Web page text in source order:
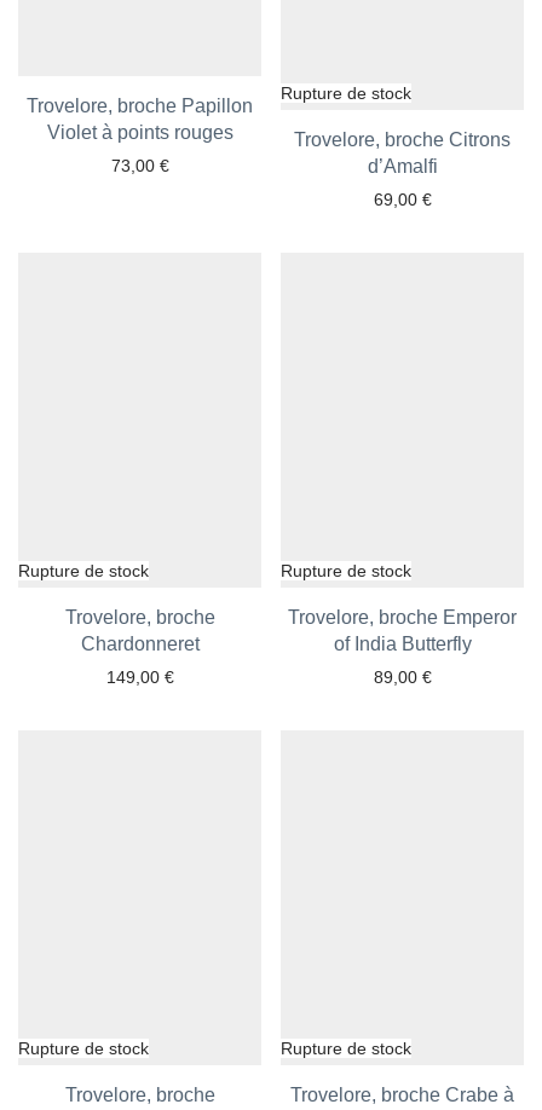
Trovelore, broche Papillon
Violet à points rouges
73,00 €
Ajouter aux favoris
Trovelore, broche Citrons
d’Amalfi
69,00 €
Ajouter aux favoris
Trovelore, broche
Chardonneret
149,00 €
Ajouter aux favoris
Trovelore, broche Emperor
of India Butterfly
89,00 €
Ajouter aux favoris
Trovelore, broche
Trovelore, broche Crabe à